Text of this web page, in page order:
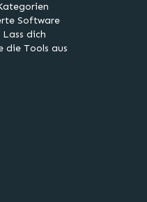
Software
dich
die Tools aus